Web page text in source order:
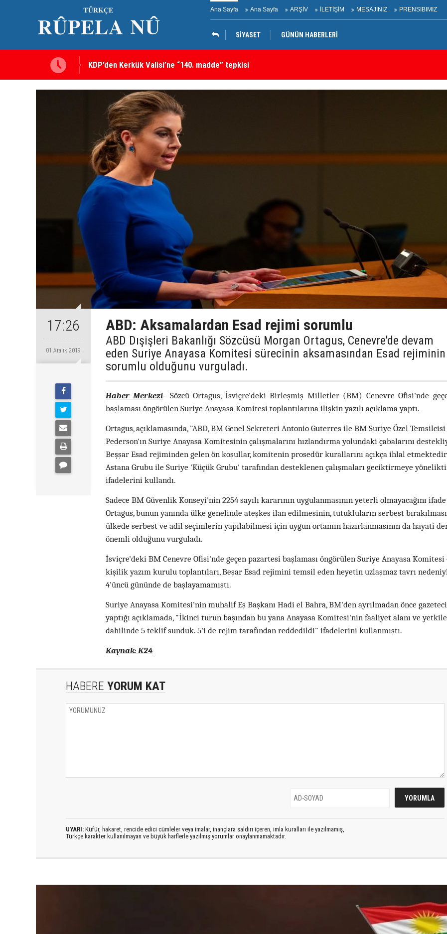
Ana Sayfa Ana Sayfa ARŞİV İLETİŞİM MESAJINIZ PRENSIBIMIZ
SİYASET GÜNÜN HABERLERİ
Kerkük’te Kürt partilerden 7 maddelik ortak bildiri
17:26
01 Aralık 2019
ABD: Aksamalardan Esad rejimi sorumlu
ABD Dışişleri Bakanlığı Sözcüsü Morgan Ortagus, Cenevre'de devam
eden Suriye Anayasa Komitesi sürecinin aksamasından Esad rejiminin
sorumlu olduğunu vurguladı.
Haber Merkezi- Sözcü Ortagus, İsviçre'deki Birleşmiş Milletler (BM) Cenevre Ofisi'nde
başlaması öngörülen Suriye Anayasa Komitesi toplantılarına ilişkin yazılı açıklama yaptı.
Ortagus, açıklamasında, "ABD, BM Genel Sekreteri Antonio Guterres ile BM Suriye Özel
Pederson'ın Suriye Anayasa Komitesinin çalışmalarını hızlandırma yolundaki çabalarını
Beşşar Esad rejiminden gelen ön koşullar, komitenin prosedür kurallarını açıkça ihlal
Astana Grubu ile Suriye 'Küçük Grubu' tarafından desteklenen çalışmaları geciktirmeye
ifadelerini kullandı.
Sadece BM Güvenlik Konseyi'nin 2254 sayılı kararının uygulanmasının yeterli olmayacağını
Ortagus, bunun yanında ülke genelinde ateşkes ilan edilmesinin, tutukluların serbest
ülkede serbest ve adil seçimlerin yapılabilmesi için uygun ortamın hazırlanmasının da hayati
önemli olduğunu vurguladı.
İsviçre'deki BM Cenevre Ofisi'nde geçen pazartesi başlaması öngörülen Suriye Anayasa Komitesi
kişilik yazım kurulu toplantıları, Beşar Esad rejimini temsil eden heyetin uzlaşmaz tavrı
4'üncü gününde de başlayamamıştı.
Suriye Anayasa Komitesi'nin muhalif Eş Başkanı Hadi el Bahra, BM'den ayrılmadan önce
yaptığı açıklamada, "İkinci turun başından bu yana Anayasa Komitesi'nin faaliyet alanı ve
dahilinde 5 teklif sunduk. 5'i de rejim tarafından reddedildi" ifadelerini kullanmıştı.
Kaynak: K24
HABERE YORUM KAT
UYARI: Küfür, hakaret, rencide edici cümleler veya imalar, inançlara saldırı içeren, imla kuralları ile yazılmamış,
Türkçe karakter kullanılmayan ve büyük harflerle yazılmış yorumlar onaylanmamaktadır.